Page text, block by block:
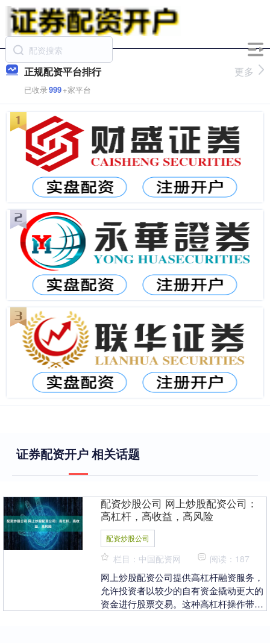
正规配资平台排行
已收录999+家平台
更多
证券配资开户 相关话题
配资炒股公司 网上炒股配资公司：
高杠杆，高收益，高风险
配资炒股公司
栏目：中国配资网 阅读：187
网上炒股配资公司提供高杠杆融资服务，
允许投资者以较少的自有资金撬动更大的
资金进行股票交易。这种高杠杆操作带来